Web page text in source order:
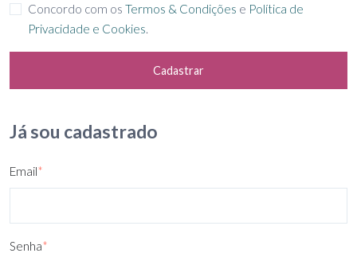
Concordo com os Termos & Condições e Política de
Privacidade e Cookies.
Cadastrar
Já sou cadastrado
Email*
Senha*